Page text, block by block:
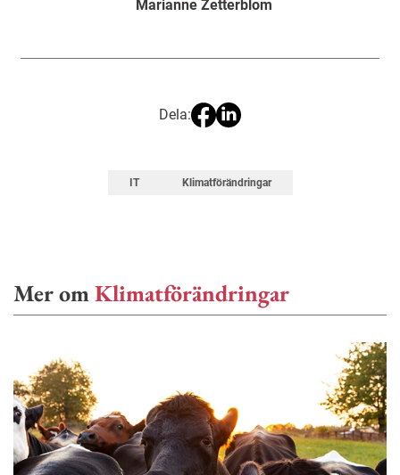
Marianne Zetterblom
Dela:
IT Klimatförändringar
Mer omKlimatförändringar